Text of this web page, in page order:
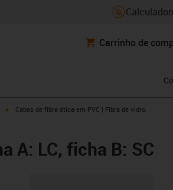
Carrinho de
arrow-right
igus-icon-arrow-right
Cabos de fibra ótica em PVC | Fibra de vidro,
A: LC, ficha B: SC